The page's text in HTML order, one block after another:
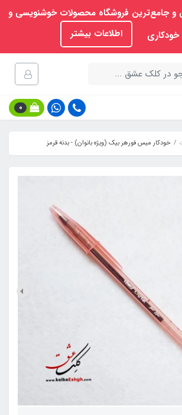
و جامع‌ترین فروشگاه محصولات خوشنویسی و
اطلاعات بیشتر
0
خودکار میس فورهر بیک (ویژه بانوان) - بدنه قرمز